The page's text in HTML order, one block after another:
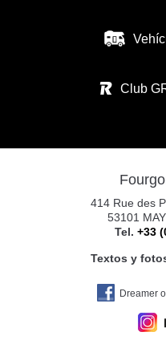
CARAVANAS
31119 IMARCOAIN
CARAVANAS
POL. CIUDAD D.
31119 IMARCOAIN
Tel. +34 675 945 483
Club
414 Rue des
53101
Tel. +33
Textos y
Dreamer